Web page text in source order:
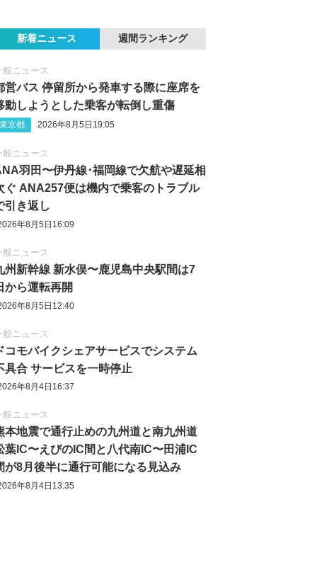
新着ニュース 週間ランキング
般ニュース
営バス 停留所から発車する際に座席を
動しようとした乗客が転倒し重傷
東京都 2026年8月5日19:05
般ニュース
羽田〜伊丹線･福岡線で欠航や遅延相
ぐ ANA257便は機内で乗客のトラブル
引き返し
年8月5日16:09
般ニュース
州新幹線 新水俣〜鹿児島中央駅間は7
から運転再開
年8月5日12:40
般ニュース
コモバイクシェアサービスでシステム
具合 サービスを一時停止
年8月4日16:37
般ニュース
本地震で通行止めの九州道と南九州道
葉IC〜えびのIC間と八代南IC〜田浦IC
が8月後半に通行可能になる見込み
年8月4日13:35